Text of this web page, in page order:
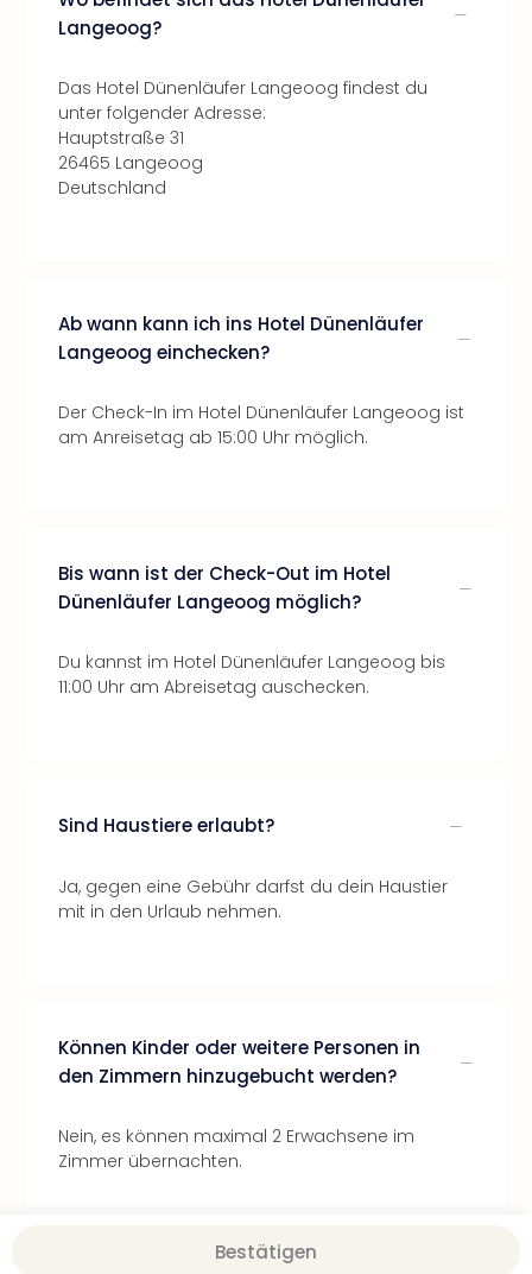
Bestätigen
Langeoog?
Das Hotel Dünenläufer Langeoog findest du
unter folgender Adresse:
Hauptstraße 31
26465 Langeoog
Deutschland
Ab wann kann ich ins Hotel Dünenläufer
Langeoog einchecken?
Der Check-In im Hotel Dünenläufer Langeoog ist
am Anreisetag ab 15:00 Uhr möglich.
Bis wann ist der Check-Out im Hotel
Dünenläufer Langeoog möglich?
Du kannst im Hotel Dünenläufer Langeoog bis
11:00 Uhr am Abreisetag auschecken.
Sind Haustiere erlaubt?
Ja, gegen eine Gebühr darfst du dein Haustier
mit in den Urlaub nehmen.
Können Kinder oder weitere Personen in
den Zimmern hinzugebucht werden?
Nein, es können maximal 2 Erwachsene im
Zimmer übernachten.